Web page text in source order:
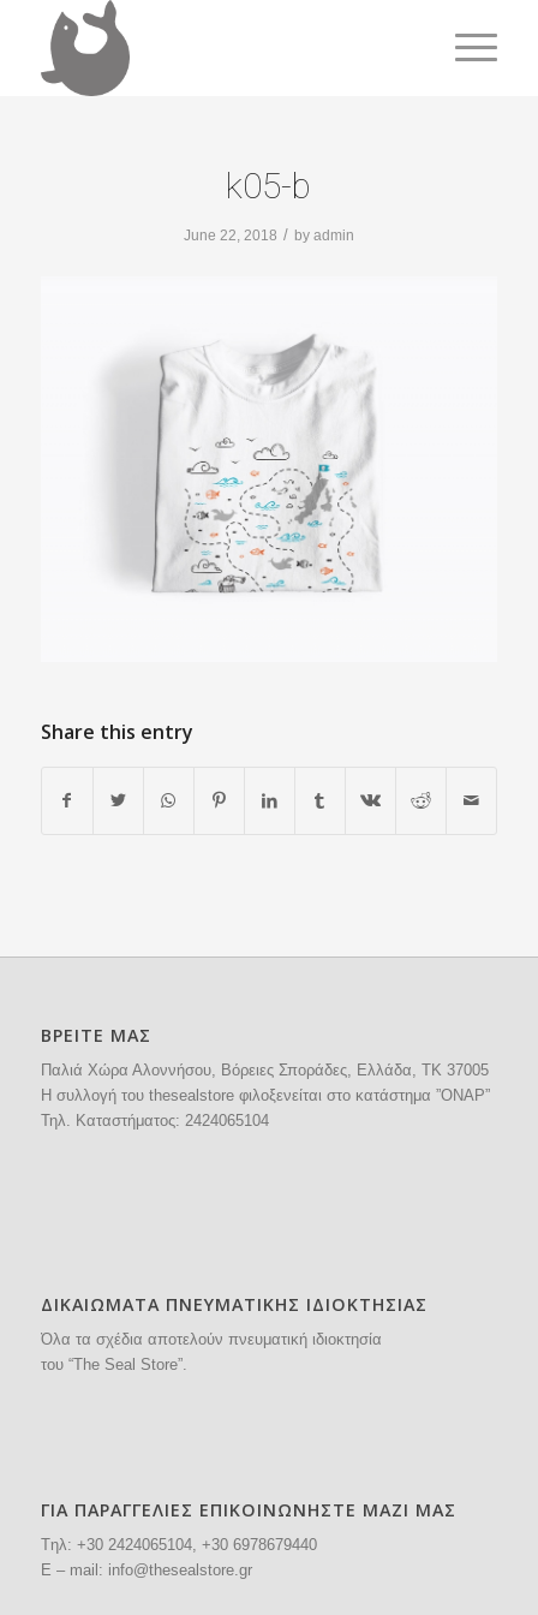
k05-b
June 22, 2018 / by admin
Share this entry
ΒΡΕΙΤΕ ΜΑΣ
Παλιά Χώρα Αλοννήσου, Βόρειες Σποράδες, Ελλάδα, ΤΚ 37005
H συλλογή του thesealstore φιλοξενείται στο κατάστημα ”ΟΝΑΡ”
Τηλ. Καταστήματος: 2424065104
ΔΙΚΑΙΩΜΑΤΑ ΠΝΕΥΜΑΤΙΚΗΣ ΙΔΙΟΚΤΗΣΙΑΣ
Όλα τα σχέδια αποτελούν πνευματική ιδιοκτησία
του “The Seal Store”.
ΓΙΑ ΠΑΡΑΓΓΕΛΙΕΣ ΕΠΙΚΟΙΝΩΝΗΣΤΕ ΜΑΖΙ ΜΑΣ
Tηλ: +30 2424065104, +30 6978679440
E – mail: info@thesealstore.gr